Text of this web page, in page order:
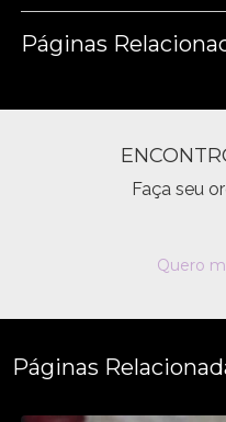
Páginas
Faça seu
Quero
Páginas